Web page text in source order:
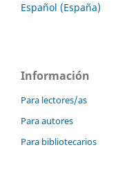
Español (España)
Información
Para lectores/as
Para autores
Para bibliotecarios